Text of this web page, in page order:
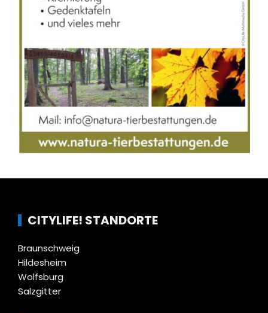
CITYLIFE! STANDORTE
Braunschweig
Hildesheim
Wolfsburg
Salzgitter